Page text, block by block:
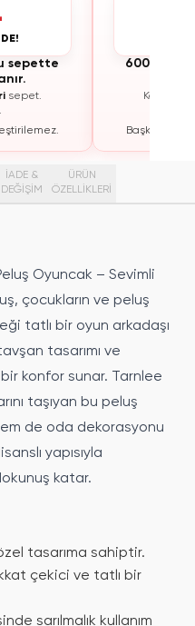
sepette
sepet.
600 TL
Koşul:
Başka
İADE &
DEĞİŞİM
ÜRÜN
ÖZELLIKLERI
Oyuncak – Sevimli
çocukların ve peluş
tatlı bir oyun arkadaşı
tasarımı ve
konfor sunar. Tarnlee
taşıyan bu peluş
de oda dekorasyonu
yapısıyla
katar.
tasarıma sahiptir.
çekici ve tatlı bir
sarılmalık kullanım